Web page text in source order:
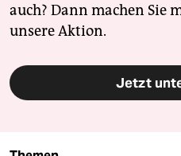
auch? Dann machen Sie
unsere Aktion.
Jetzt